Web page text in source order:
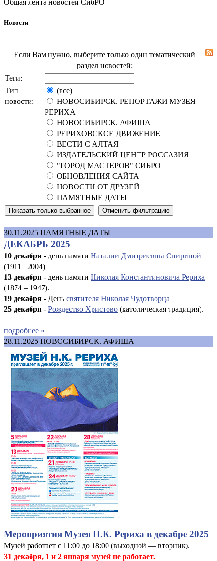
Общая лента новостей СибРО
Новости
Если Вам нужно, выберите только один тематический
раздел новостей:
Теги:
Тип
новости:
(все)
НОВОСИБИРСК. РЕПОРТАЖИ МУЗЕЯ
РЕРИХА
НОВОСИБИРСК. АФИША
РЕРИХОВСКОЕ ДВИЖЕНИЕ
ВЕСТИ С АЛТАЯ
ИЗДАТЕЛЬСКИЙ ЦЕНТР РОССАЗИЯ
"ГОРОД МАСТЕРОВ" СИБРО
ОБНОВЛЕНИЯ САЙТА
НОВОСТИ ОТ ДРУЗЕЙ
ПАМЯТНЫЕ ДАТЫ
30.11.2025 ПАМЯТНЫЕ ДАТЫ
ДЕКАБРЬ 2025
10 декабря - день памяти Наталии Дмитриевны Спириной
(1911–2004).
13 декабря - день памяти Николая Константиновича Рериха
(1874 –1947).
19 декабря - День святителя Николая Чудотворца
25 декабря - Рождество Христово (католическая традиция).
подробнее »
28.11.2025 НОВОСИБИРСК. АФИША
Мероприятия Музея Н.К. Рериха в декабре 2025
Музей работает с 11:00 до 18:00 (выходной — вторник).
31 декабря, 1 и 2 января музей не работает.